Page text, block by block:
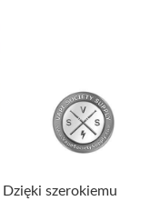
Dzięki szerokiemu